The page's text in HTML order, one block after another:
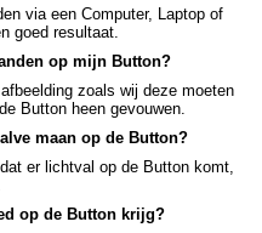
via een Computer, Laptop of
goed resultaat.
op mijn Button?
zoals wij deze moeten
Button heen gevouwen.
maan op de Button?
er lichtval op de Button komt,
op de Button krijg?